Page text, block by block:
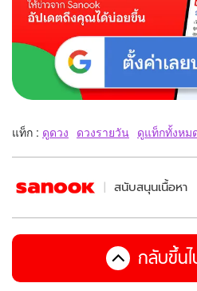
แท็ก : ดูดวง ดวงรายวัน ดูแท็กทั้งหม
สนับสนุนเนื้อหา
กลับขึ้น